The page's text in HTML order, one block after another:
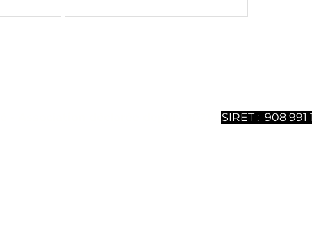
SIRET : 908 991